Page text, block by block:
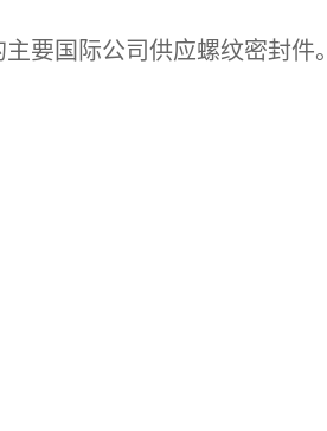
要国际公司供应螺纹密封件。